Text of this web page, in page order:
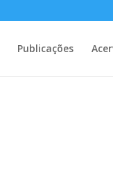
Publicações